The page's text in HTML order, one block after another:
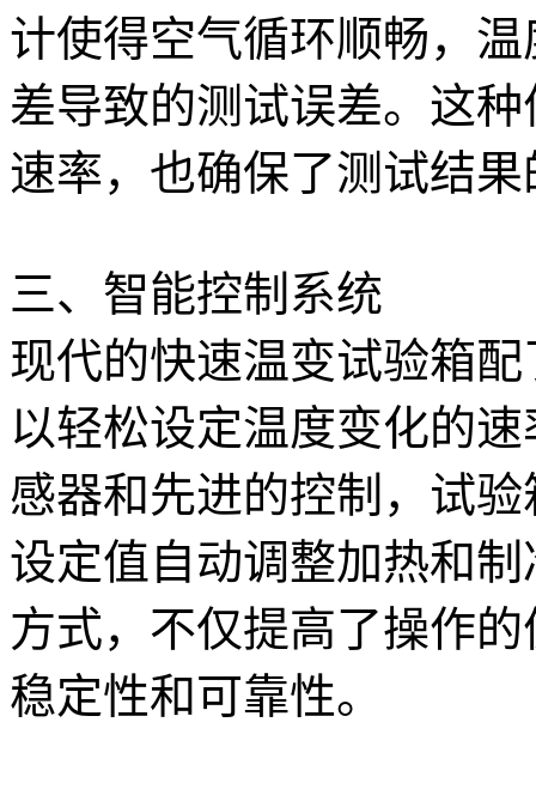
计使得空气循环顺畅，
差导致的测试误差。这
速率，也确保了测试结
三、智能控制系统
现代的快速温变试验箱
以轻松设定温度变化的
感器和先进的控制，试
设定值自动调整加热和
方式，不仅提高了操作
稳定性和可靠性。